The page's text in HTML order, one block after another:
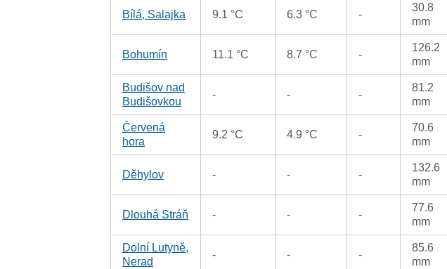
Bílá, Salajka 9.1 °C 6.3 °C -
30.8
mm
Bohumín 11.1 °C 8.7 °C -
126.2
mm
Budišov nad
Budišovkou
- - -
81.2
mm
Červená
hora
9.2 °C 4.9 °C -
70.6
mm
Děhylov - - -
132.6
mm
Dlouhá Stráň - - -
77.6
mm
Dolní Lutyně,
Nerad
- - -
85.6
mm